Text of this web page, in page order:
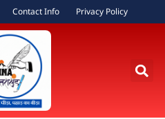
Contact Info Privacy Policy